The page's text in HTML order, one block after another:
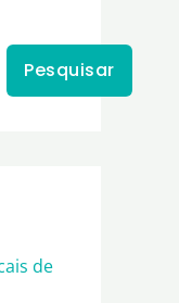
Pesquisar
de